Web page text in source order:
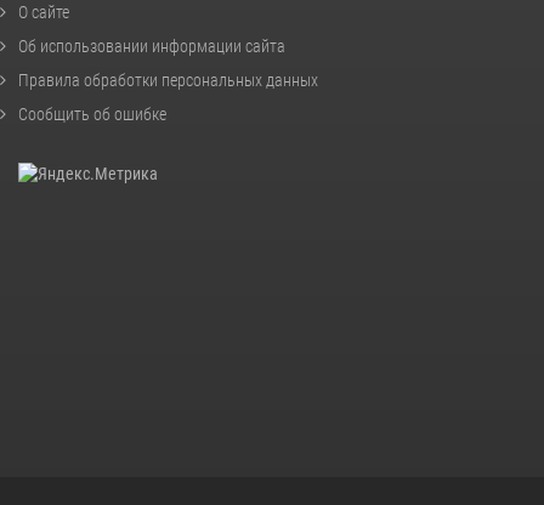
О сайте
Об использовании информации сайта
Правила обработки персональных данных
Сообщить об ошибке